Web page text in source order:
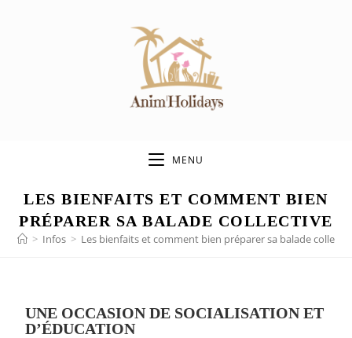
MENU
LES BIENFAITS ET COMMENT BIEN
PRÉPARER SA BALADE COLLECTIVE
> Infos > Les bienfaits et comment bien préparer sa balade
UNE OCCASION DE SOCIALISATION ET
D’ÉDUCATION